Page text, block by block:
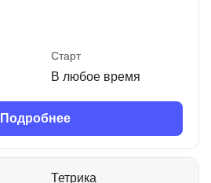
Старт
В любое время
Подробнее
Тетрика